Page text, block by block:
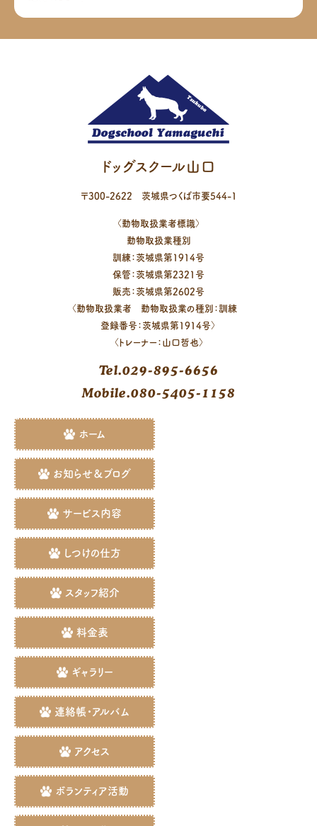
ドッグスクール山口
〒300-2622 茨城県つくば市要544-1
〈動物取扱業者標識〉
動物取扱業種別
訓練：茨城県第1914号
保管：茨城県第2321号
販売：茨城県第2602号
〈動物取扱業者 動物取扱業の種別：訓練
登録番号：茨城県第1914号〉
〈トレーナー：山口哲也〉
Tel.029-895-6656
Mobile.080-5405-1158
ホーム
お知らせ＆ブログ
サービス内容
しつけの仕方
スタッフ紹介
料金表
ギャラリー
連絡帳・アルバム
アクセス
ボランティア活動